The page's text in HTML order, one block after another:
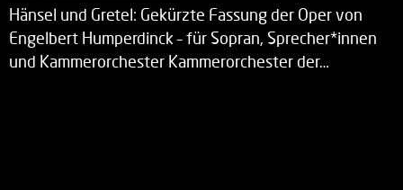
Hänsel und Gretel: Gekürzte Fassung der Oper von
Engelbert Humperdinck – für Sopran, Sprecher*innen
und Kammerorchester Kammerorchester der…